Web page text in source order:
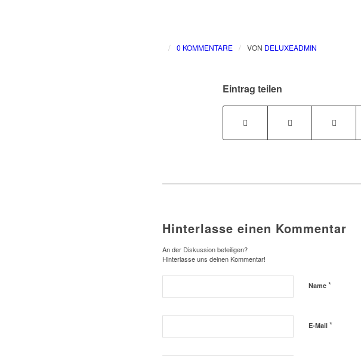
/ 0 KOMMENTARE / VON DELUXEADMIN
Eintrag teilen
Hinterlasse einen Kommentar
An der Diskussion beteiligen?
Hinterlasse uns deinen Kommentar!
Name *
E-Mail *